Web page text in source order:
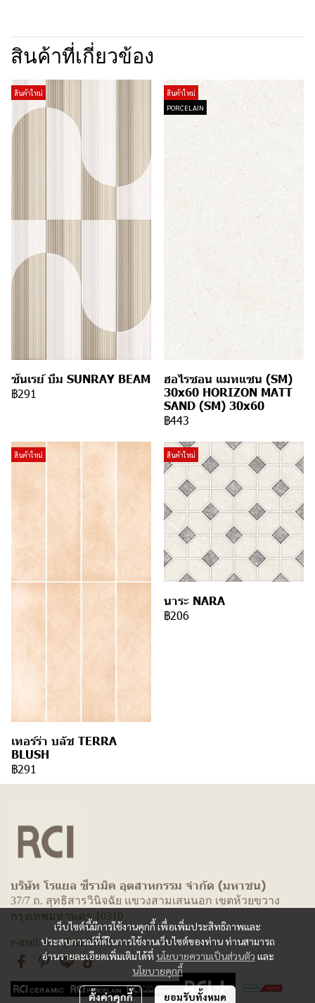
สินค้าที่เกี่ยวข้อง
สินค้าใหม่
ซันเรย์ บีม SUNRAY BEAM
฿291
สินค้าใหม่
PORCELAIN
ฮอไรซอน แมทแซน (SM)
30x60 HORIZON MATT
SAND (SM) 30x60
฿443
สินค้าใหม่
เทอร์ร่า บลัช TERRA
BLUSH
฿291
สินค้าใหม่
นาระ NARA
฿206
เว็บไซต์นี้มีการใช้งานคุกกี้ เพื่อเพิ่มประสิทธิภาพและ
ประสบการณ์ที่ดีในการใช้งานเว็บไซต์ของท่าน ท่านสามารถ
อ่านรายละเอียดเพิ่มเติมได้ที่ นโยบายความเป็นส่วนตัว และ
นโยบายคุกกี้
ตั้งค่าคุกกี้ ยอมรับทั้งหมด
บริษัท โรแยล ซีรามิค อุตสาหกรรม จำกัด (มหาชน)
37/7 ถ. สุทธิสารวินิจฉัย แขวงสามเสนนอก เขตห้วยขวาง
กรุงเทพมหานคร 10310
e-mail: info@rcitiles.com